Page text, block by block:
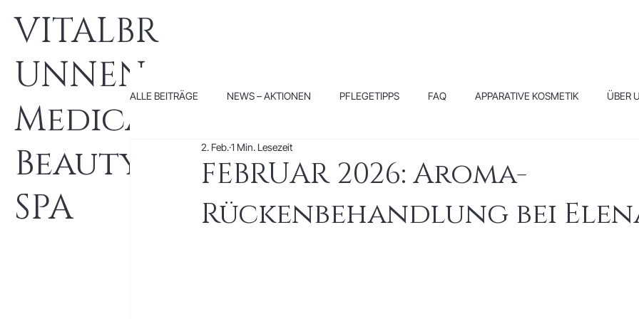
VITALBR
UNNEN
Medical
Beauty
SPA
ALLE BEITRÄGE NEWS – AKTIONEN PFLEGETIPPS FAQ APPARATIVE KOSMETIK ÜBER
FEBRUAR 2026: Aroma-
Rückenbehandlung bei
2. Feb.1 Min. Lesezeit